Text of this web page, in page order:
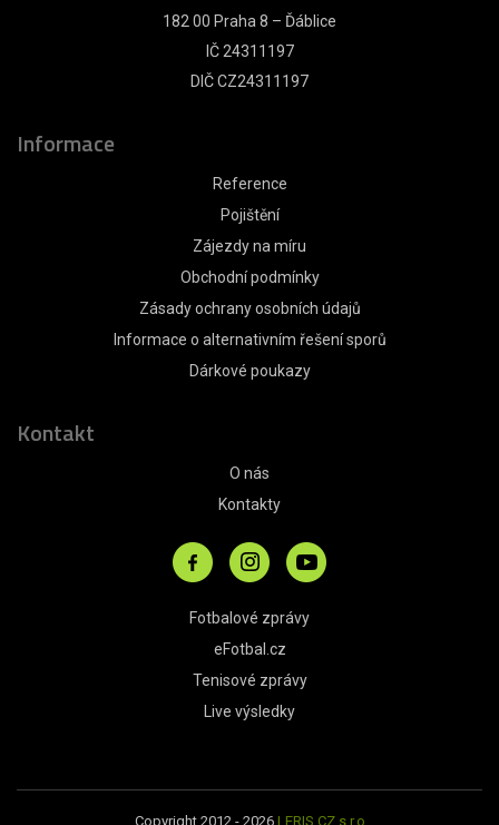
182 00 Praha 8 – Ďáblice
IČ 24311197
DIČ CZ24311197
Informace
Reference
Pojištění
Zájezdy na míru
Obchodní podmínky
Zásady ochrany osobních údajů
Informace o alternativním řešení sporů
Dárkové poukazy
Kontakt
O nás
Kontakty
Fotbalové zprávy
eFotbal.cz
Tenisové zprávy
Live výsledky
Copyright 2012 - 2026 LERIS.CZ s.r.o